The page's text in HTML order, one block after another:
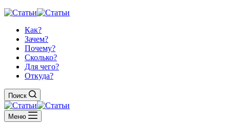
Как?
Зачем?
Почему?
Сколько?
Для чего?
Откуда?
Поиск
Меню